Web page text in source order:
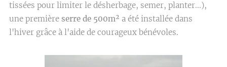
tissées pour limiter le désherbage, semer, planter...),
une première serre de 500m² a été installée dans
l'hiver grâce à l'aide de courageux bénévoles.